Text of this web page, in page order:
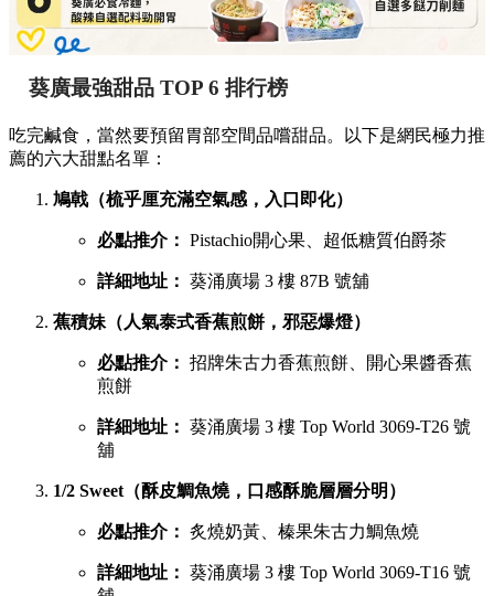
葵廣最強甜品 TOP 6 排行榜
吃完鹹食，當然要預留胃部空間品嚐甜品。以下是網民極力推
薦的六大甜點名單：
鳩戟（梳乎厘充滿空氣感，入口即化）
必點推介： Pistachio開心果、超低糖質伯爵茶
詳細地址： 葵涌廣場 3 樓 87B 號舖
蕉積妹（人氣泰式香蕉煎餅，邪惡爆燈）
必點推介： 招牌朱古力香蕉煎餅、開心果醬香蕉
煎餅
詳細地址： 葵涌廣場 3 樓 Top World 3069-T26 號
舖
1/2 Sweet（酥皮鯛魚燒，口感酥脆層層分明）
必點推介： 炙燒奶黃、榛果朱古力鯛魚燒
詳細地址： 葵涌廣場 3 樓 Top World 3069-T16 號